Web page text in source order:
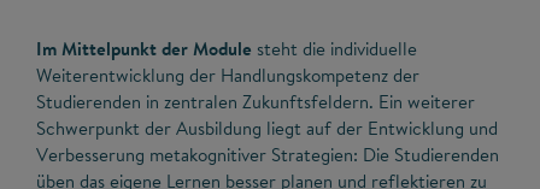
Im Mittelpunkt der Module steht die individuelle
Weiterentwicklung der Handlungskompetenz der
Studierenden in zentralen Zukunftsfeldern. Ein weiterer
Schwerpunkt der Ausbildung liegt auf der Entwicklung und
Verbesserung metakognitiver Strategien: Die Studierenden
üben das eigene Lernen besser planen und reflektieren zu